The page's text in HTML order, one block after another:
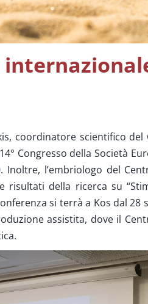
coordinatore scientifico
Congresso della Società
l’embriologo del
risultati della ricerca su
si terrà a Kos dal
assistita, dove il